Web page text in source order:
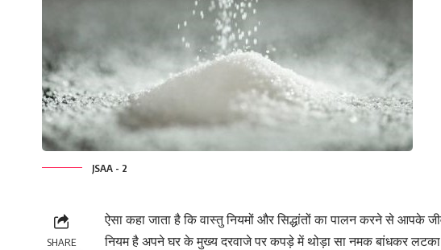
JSAA - 2
SHARE
ऐसा कहा जाता है कि वास्तु नियमों और सिद्धांतों का पालन करने से आपके
नियम है अपने घर के मुख्य दरवाजे पर कपड़े में थोड़ा सा नमक बांधकर लटका